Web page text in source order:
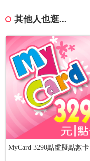
其他人也逛...
MyCard 3290點虛擬點數卡